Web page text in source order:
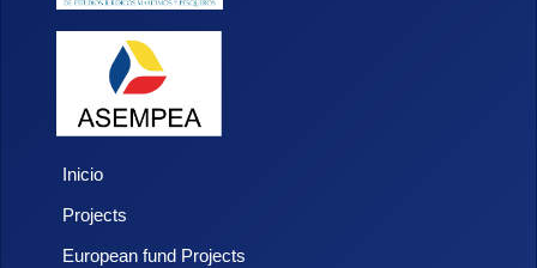
Inicio
Projects
European fund Projects